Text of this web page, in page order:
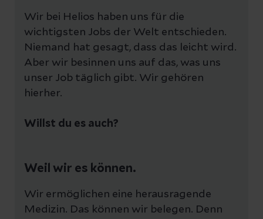
Wir bei Helios haben uns für die
wichtigsten Jobs der Welt entschieden.
Niemand hat gesagt, dass das leicht wird.
Aber wir besinnen uns auf das, was uns
unser Job täglich gibt. Wir gehören
hierher.
Willst du es auch?
Weil wir es können.
Wir ermöglichen eine herausragende
Medizin. Das können wir belegen. Denn